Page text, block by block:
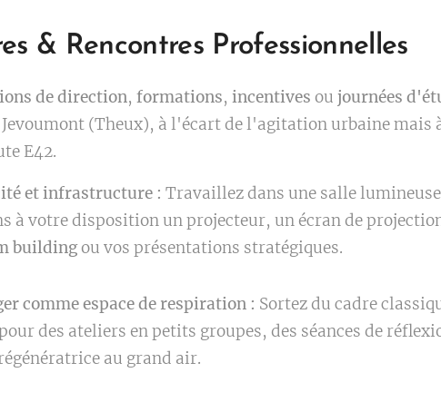
& Rencontres Professionnelles
de direction, formations, incentives ou journées
(Theux), à l'écart de l'agitation urbaine
E42.
et infrastructure : Travaillez dans une salle
à votre disposition un projecteur, un écran de
buildingou vos présentations stratégiques.
comme espace de respiration : Sortez du cadre
des ateliers en petits groupes, des séances de
au grand air.